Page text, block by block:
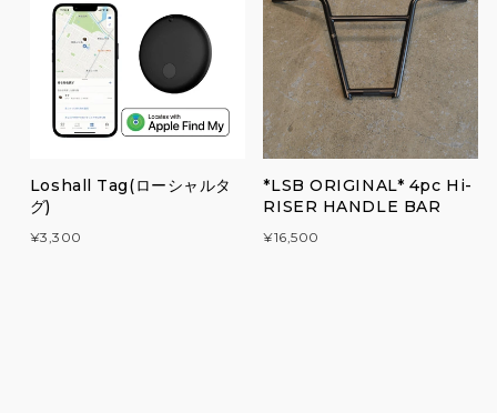
Loshall Tag(ローシャルタ
グ)
¥3,300
*LSB ORIGINAL* 4pc Hi-
RISER HANDLE BAR
¥16,500